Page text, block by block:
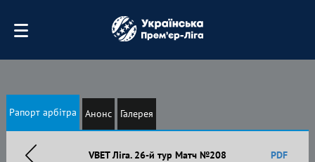
Рапорт арбітра Анонс Галерея
VBET Ліга. 26-й тур Матч №208 PDF